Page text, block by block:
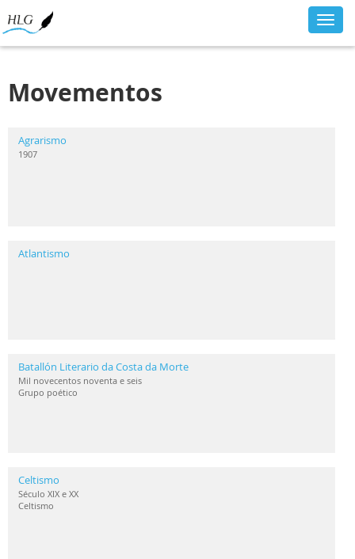
Movementos
Agrarismo
1907
Atlantismo
Batallón Literario da Costa da Morte
Mil novecentos noventa e seis
Grupo poético
Celtismo
Século XIX e XX
Celtismo